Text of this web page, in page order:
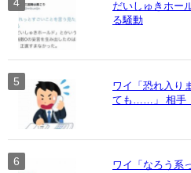
だいしゅきホー
る騒動
ワイ「恐れ入り
ても……」 相手
ワイ「なろう系